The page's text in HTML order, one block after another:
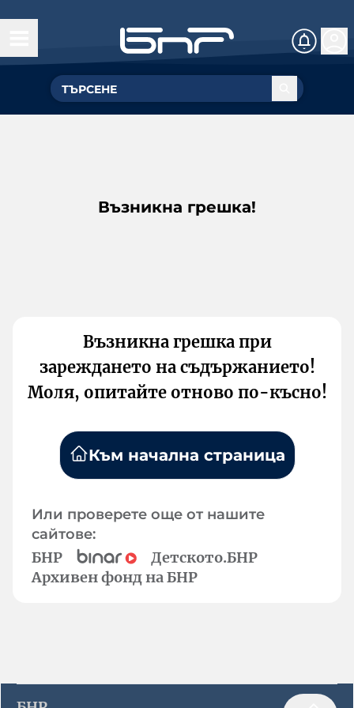
Възникна грешка!
Възникна грешка при
зареждането на съдържанието!
Моля, опитайте отново по-късно!
Към начална страница
Или проверете още от нашите
сайтове:
БНР
Детското.БНР
Архивен фонд на БНР